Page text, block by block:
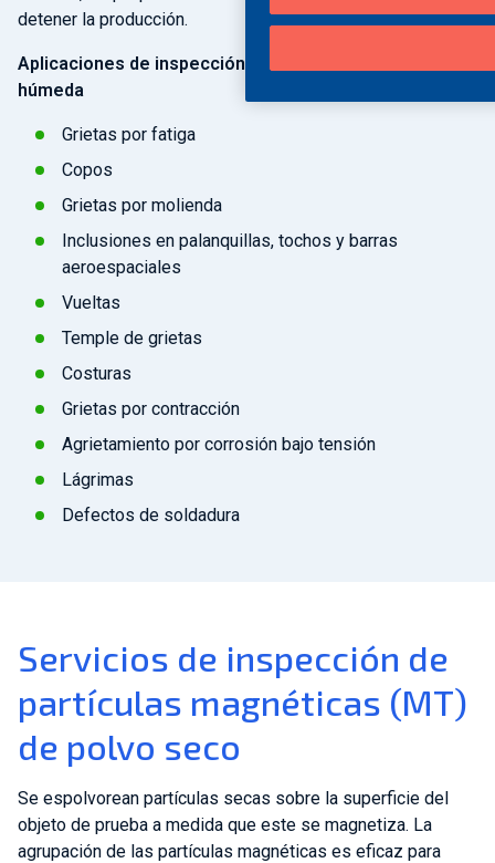
detener la producción.
Aplicaciones de inspección de MT con fluorescencia
húmeda
Grietas por fatiga
Copos
Grietas por molienda
Inclusiones en palanquillas, tochos y barras
aeroespaciales
Vueltas
Temple de grietas
Costuras
Grietas por contracción
Agrietamiento por corrosión bajo tensión
Lágrimas
Defectos de soldadura
Servicios de inspección de
partículas magnéticas (MT)
de polvo seco
Se espolvorean partículas secas sobre la superficie del
objeto de prueba a medida que este se magnetiza. La
agrupación de las partículas magnéticas es eficaz para